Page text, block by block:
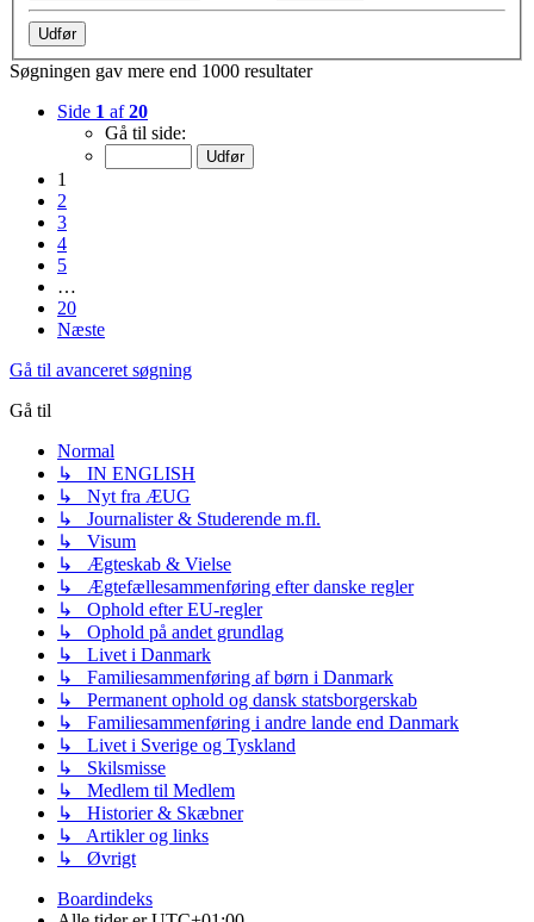
Søgningen gav mere end 1000 resultater
Side 1 af20
Gå til side:
1
2
3
4
5
…
20
Næste
Gå til avanceret søgning
Gå til
Normal
↳ IN ENGLISH
↳ Nyt fra ÆUG
↳ Journalister & Studerende m.fl.
↳ Visum
↳ Ægteskab & Vielse
↳ Ægtefællesammenføring efter danske regler
↳ Ophold efter EU-regler
↳ Ophold på andet grundlag
↳ Livet i Danmark
↳ Familiesammenføring af børn i Danmark
↳ Permanent ophold og dansk statsborgerskab
↳ Familiesammenføring i andre lande end Danmark
↳ Livet i Sverige og Tyskland
↳ Skilsmisse
↳ Medlem til Medlem
↳ Historier & Skæbner
↳ Artikler og links
↳ Øvrigt
Boardindeks